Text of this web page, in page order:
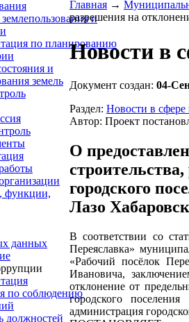
и
по планированию
и
земель
функции,
данных
по соблюдению
должностей
Главная →
разрешения на
Новости в
Документ создан: 04-
Раздел: Новости в сфере
Автор: Проект
О
городского
Лазо
В соответствии со
Переяславка»
«Рабочий посёлок
Ивановича,
отклонение от
городского
администрация